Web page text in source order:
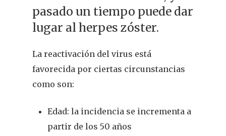
pasado un tiempo puede dar
lugar al herpes zóster.
La reactivación del virus está
favorecida por ciertas circunstancias
como son:
Edad: la incidencia se incrementa a
partir de los 50 años